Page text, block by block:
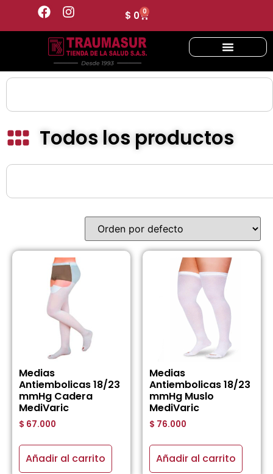
$ 0 0
Todos los productos
Medias
Antiembolicas 18/23
mmHg Cadera
MediVaric
$ 67.000
Añadir al carrito
Medias
Antiembolicas 18/23
mmHg Muslo
MediVaric
$ 76.000
Añadir al carrito